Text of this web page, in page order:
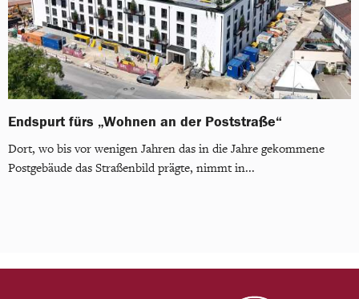
Endspurt fürs „Wohnen an der Poststraße“
Dort, wo bis vor wenigen Jahren das in die Jahre gekommene
Postgebäude das Straßenbild prägte, nimmt in...